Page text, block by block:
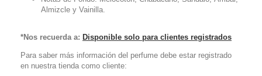
Almizcle y Vainilla.
*Nos recuerda a: Disponible solo para clientes registrados
Para saber más información del perfume debe estar registrado
en nuestra tienda como cliente: